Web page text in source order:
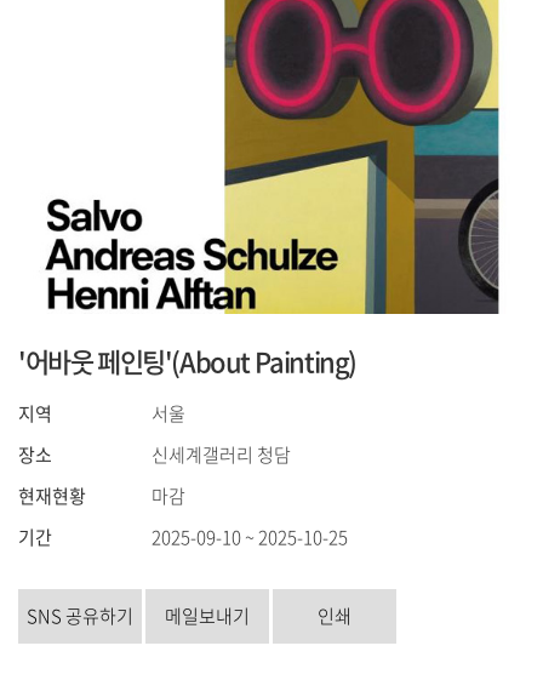
'어바웃 페인팅'(About Painting)
지역
서울
장소
신세계갤러리 청담
현재현황
마감
기간
2025-09-10 ~ 2025-10-25
SNS 공유하기 메일보내기 인쇄